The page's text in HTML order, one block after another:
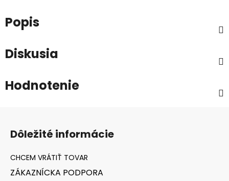
Popis
Diskusia
Hodnotenie
Dôležité informácie
ZÁKAZNÍCKA PODPORA